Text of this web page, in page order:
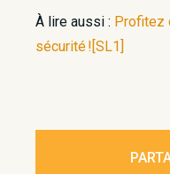
À lire aussi : Profitez
sécurité ![SL1] ​